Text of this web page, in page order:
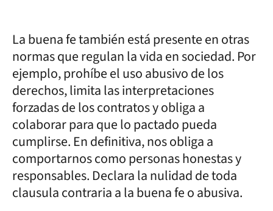
La buena fe también está presente en otras
normas que regulan la vida en sociedad. Por
ejemplo, prohíbe el uso abusivo de los
derechos, limita las interpretaciones
forzadas de los contratos y obliga a
colaborar para que lo pactado pueda
cumplirse. En definitiva, nos obliga a
comportarnos como personas honestas y
responsables. Declara la nulidad de toda
clausula contraria a la buena fe o abusiva.